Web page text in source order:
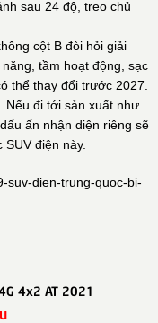
sau 24 độ, treo chủ
cột B đòi hỏi giải
tầm hoạt động, sạc
thể thay đổi trước 2027.
Nếu đi tới sản xuất như
ấn nhận diện riêng sẽ
điện này.
suv-dien-trung-quoc-bi-
4x2 AT 2021